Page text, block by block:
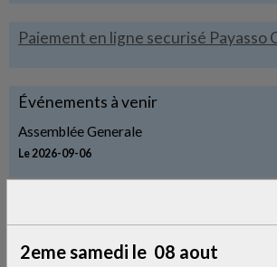
Paiement en ligne securisé
Événements à venir
Assemblée Generale
Le 2026-09-06
2eme samedi le 08 aout